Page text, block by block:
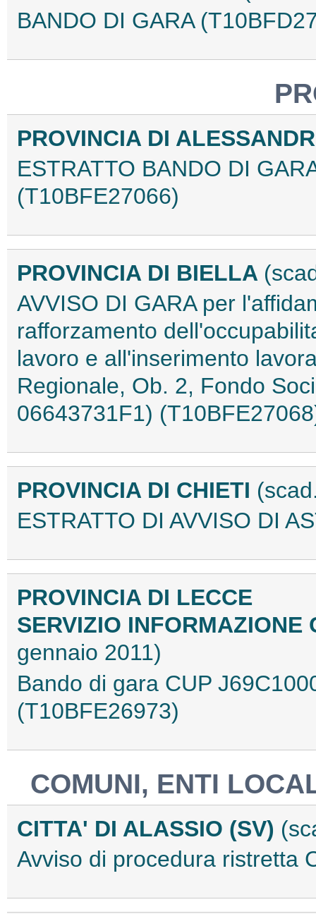
BANDO DI GARA
PROVINCIA DI
ESTRATTO BANDO DI
(T10BFE27066)
PROVINCIA DI BIELLA
AVVISO DI GARA per
rafforzamento
lavoro e all'inserimento
Regionale, Ob. 2, Fondo
06643731F1)
PROVINCIA DI CHIETI
ESTRATTO DI AVVISO DI
PROVINCIA DI LECCE
SERVIZIO
gennaio 2011)
Bando di gara CUP
(T10BFE26973)
COMUNI, ENTI
CITTA' DI ALASSIO (SV)
Avviso di procedura ristretta